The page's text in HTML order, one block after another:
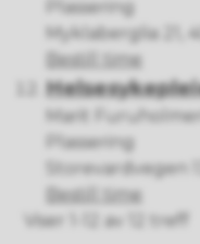
Plassering
Myklaberglia 21,
Bestill time
Marit
Plassering
Storevardvegen
Bestill time
Viser
av treff